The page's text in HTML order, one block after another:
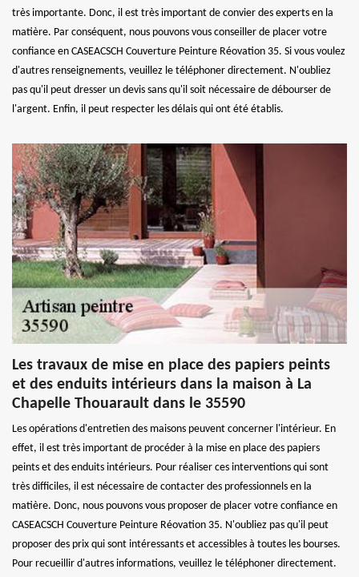
très importante. Donc, il est très important de convier des experts en la
matière. Par conséquent, nous pouvons vous conseiller de placer votre
confiance en CASEACSCH Couverture Peinture Réovation 35. Si vous voulez
d'autres renseignements, veuillez le téléphoner directement. N'oubliez
pas qu'il peut dresser un devis sans qu'il soit nécessaire de débourser de
l'argent. Enfin, il peut respecter les délais qui ont été établis.
Les travaux de mise en place des papiers peints
et des enduits intérieurs dans la maison à La
Chapelle Thouarault dans le 35590
Les opérations d'entretien des maisons peuvent concerner l'intérieur. En
effet, il est très important de procéder à la mise en place des papiers
peints et des enduits intérieurs. Pour réaliser ces interventions qui sont
très difficiles, il est nécessaire de contacter des professionnels en la
matière. Donc, nous pouvons vous proposer de placer votre confiance en
CASEACSCH Couverture Peinture Réovation 35. N'oubliez pas qu'il peut
proposer des prix qui sont intéressants et accessibles à toutes les bourses.
Pour recueillir d'autres informations, veuillez le téléphoner directement.